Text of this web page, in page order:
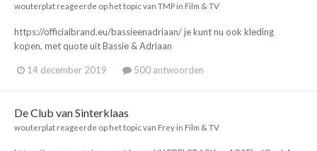
wouterplat reageerde op het topic van TMP in Film & TV
https://officialbrand.eu/bassieenadriaan/ je kunt nu ook kleding
kopen, met quote uit Bassie & Adriaan
14 december 2019 500 antwoorden
De Club van Sinterklaas
wouterplat reageerde op het topic van Frey in Film & TV